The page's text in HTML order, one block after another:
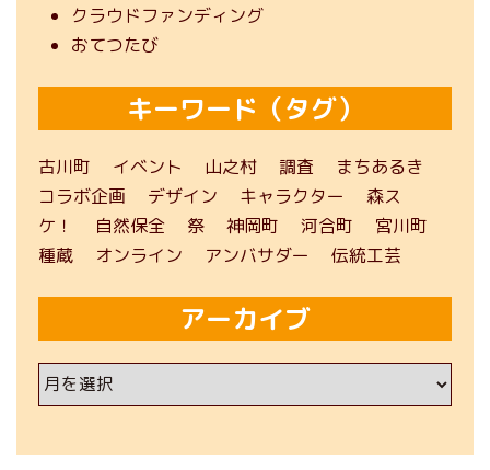
クラウドファンディング
おてつたび
キーワード（タグ）
古川町 イベント 山之村 調査
まちあるき
コラボ企画
デザイン キャラクター
森ス
ケ！
自然保全 祭 神岡町 河合町
宮川町
種蔵
オンライン アンバサダー 伝統工芸
アーカイブ
ア
ー